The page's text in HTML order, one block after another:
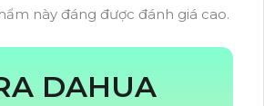
này đáng được đánh giá cao.
DAHUA